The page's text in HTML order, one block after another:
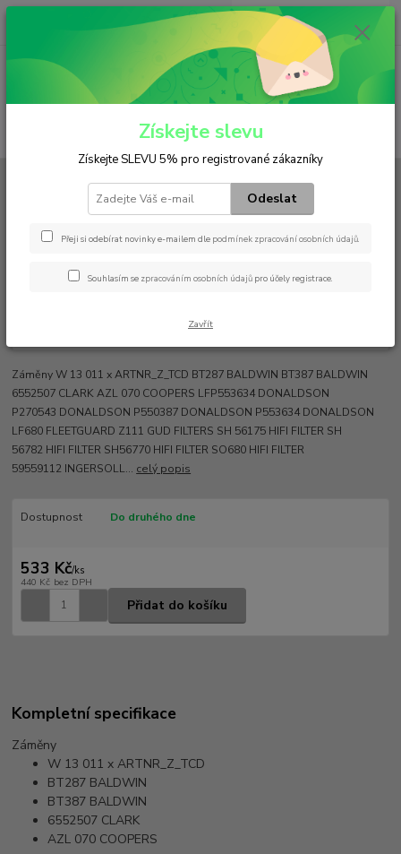
(Po-Pá, 6:30-15 hod.)
ks
0 Kč
W 13 011 x
Záměny W 13 011 x ARTNR_Z_TCD BT287 BALDWIN BT387 BALDWIN
6552507 CLARK AZL 070 COOPERS LFP553634 DONALDSON
P270543 DONALDSON P550387 DONALDSON P553634 DONALDSON
LF680 FLEETGUARD Z111 GUD FILTERS SH 56175 HIFI FILTER SH
56782 HIFI FILTER SH56770 HIFI FILTER SO680 HIFI FILTER
59559112 INGERSOLL... celý popis
Dostupnost Do druhého dne
533 Kč/ks
440 Kč bez DPH
Přidat do košíku
Kompletní specifikace
Záměny
W 13 011 x ARTNR_Z_TCD
BT287 BALDWIN
BT387 BALDWIN
6552507 CLARK
AZL 070 COOPERS
Získejte slevu
Získejte SLEVU 5% pro registrované zákazníky
Odeslat
Přeji si odebírat novinky e-mailem dle podmínek zpracování osobních údajů.
Souhlasím se zpracováním osobních údajů pro účely registrace.
Zavřít